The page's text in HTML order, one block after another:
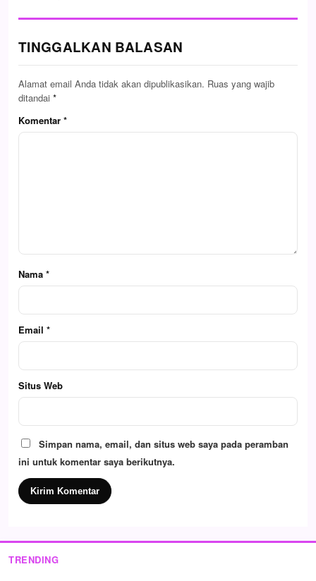
TINGGALKAN BALASAN
Alamat email Anda tidak akan dipublikasikan. Ruas yang wajib
ditandai *
Komentar *
Nama *
Email *
Situs Web
Simpan nama, email, dan situs web saya pada peramban
ini untuk komentar saya berikutnya.
TRENDING